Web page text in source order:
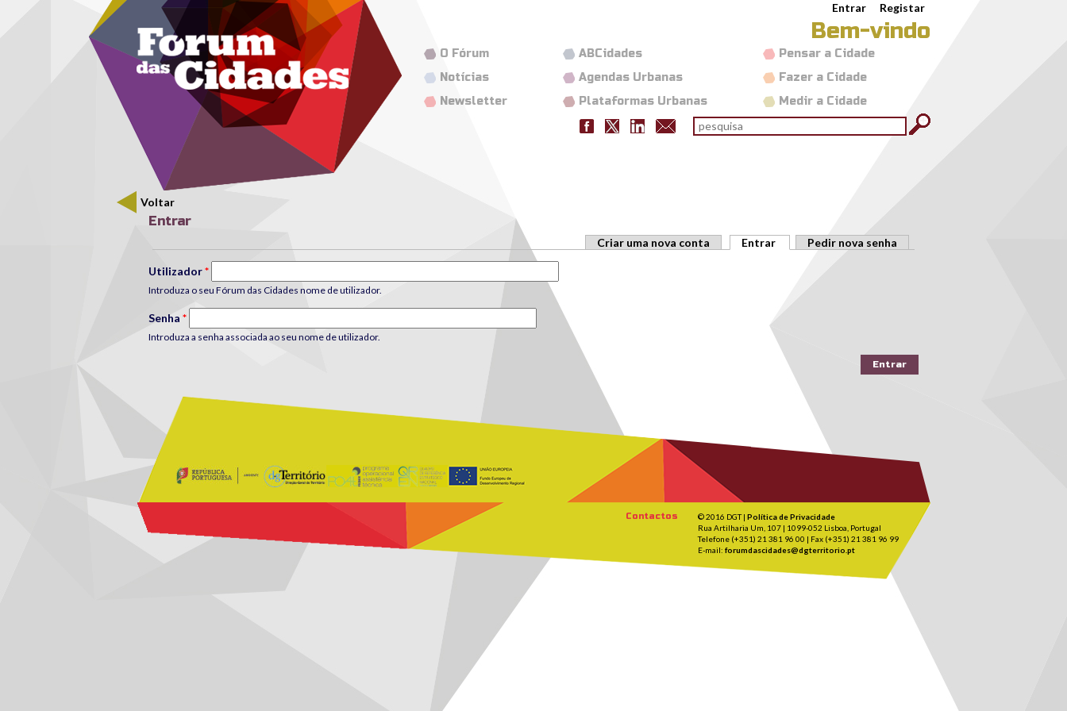
Passar para o conteúdo principalMenu secundário Entrar Registar
Bem-vindo
Pensar a Cidade
Fazer a Cidade
Medir a Cidade
ABCidades
Agendas Urbanas
Plataformas Urbanas
O Fórum
Notícias
Newsletter
Formulário de pesquisa
pesquisar
Voltar
Entrar
Criar uma nova conta Entrar (separador ativo)
Pedir nova senha
Utilizador*
Introduza o seu Fórum das Cidades nome de utilizador.
Senha *
Introduza a senha associada ao seu nome de utilizador.
Contactos © 2016 DGT |Política de Privacidade
Rua Artilharia Um, 107 | 1099-052 Lisboa, Portugal
Telefone (+351) 21 381 96 00 | Fax (+351) 21 381 96 99
E-mail:forumdascidades@dgterritorio.pt